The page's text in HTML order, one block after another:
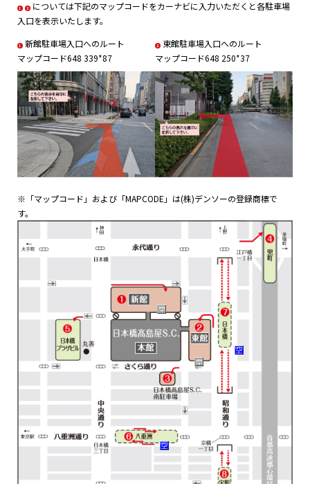
1 2 については下記のマップコードをカーナビに入力いただくと各駐車場
入口を表示いたします。
1 新館駐車場入口へのルート
マップコード648 339*87
2 東館駐車場入口へのルート
マップコード648 250*37
※「マップコード」および「MAPCODE」は(株)デンソーの登録商標で
す。